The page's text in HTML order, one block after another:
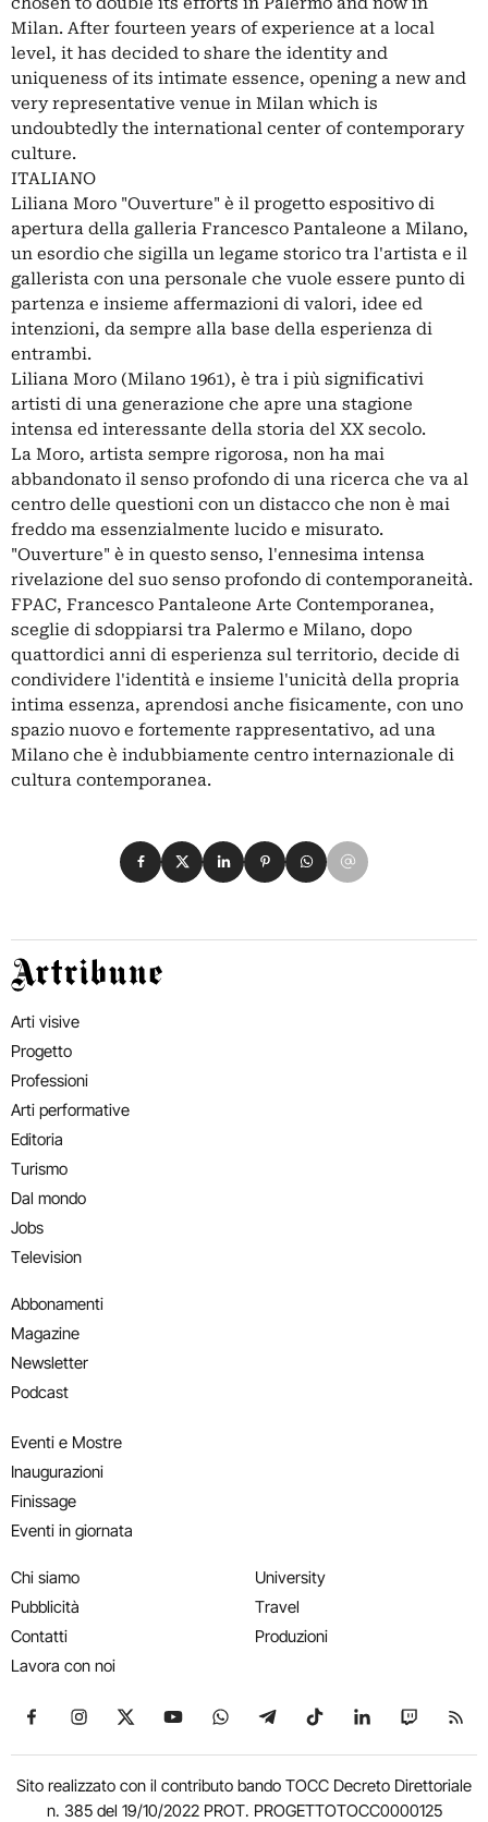
Milan. After fourteen years of experience at a local
level, it has decided to share the identity and
uniqueness of its intimate essence, opening a new and
very representative venue in Milan which is
undoubtedly the international center of contemporary
culture.
ITALIANO
Liliana Moro "Ouverture" è il progetto espositivo di
apertura della galleria Francesco Pantaleone a Milano,
un esordio che sigilla un legame storico tra l'artista e il
gallerista con una personale che vuole essere punto di
partenza e insieme affermazioni di valori, idee ed
intenzioni, da sempre alla base della esperienza di
entrambi.
Liliana Moro (Milano 1961), è tra i più significativi
artisti di una generazione che apre una stagione
intensa ed interessante della storia del XX secolo.
La Moro, artista sempre rigorosa, non ha mai
abbandonato il senso profondo di una ricerca che va al
centro delle questioni con un distacco che non è mai
freddo ma essenzialmente lucido e misurato.
"Ouverture" è in questo senso, l'ennesima intensa
rivelazione del suo senso profondo di contemporaneità.
FPAC, Francesco Pantaleone Arte Contemporanea,
sceglie di sdoppiarsi tra Palermo e Milano, dopo
quattordici anni di esperienza sul territorio, decide di
condividere l'identità e insieme l'unicità della propria
intima essenza, aprendosi anche fisicamente, con uno
spazio nuovo e fortemente rappresentativo, ad una
Milano che è indubbiamente centro internazionale di
cultura contemporanea.
Condividi su Facebook
Condividi su X
Condividi su LinkedIn
Condividi su Pinterest
Condividi su WhatsApp
Condividi su Email
Artribune
Arti visive
Progetto
Professioni
Arti performative
Editoria
Turismo
Dal mondo
Jobs
Television
Abbonamenti
Magazine
Newsletter
Podcast
Eventi e Mostre
Inaugurazioni
Finissage
Eventi in giornata
Chi siamo
Pubblicità
Contatti
Lavora con noi
University
Travel
Produzioni
Seguici su Facebook
Seguici su Instagram
Seguici su X
Seguici su YouTube
Seguici su WhatsApp
Seguici su Telegram
Seguici su TikTok
Seguici su
Seguici
Sito realizzato con il contributo bando TOCC Decreto Direttoriale
n. 385 del 19/10/2022 PROT. PROGETTOTOCC0000125